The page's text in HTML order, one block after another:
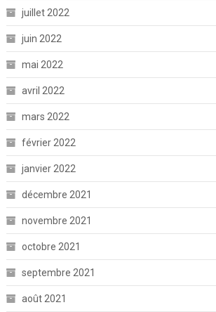
juillet 2022
juin 2022
mai 2022
avril 2022
mars 2022
février 2022
janvier 2022
décembre 2021
novembre 2021
octobre 2021
septembre 2021
août 2021